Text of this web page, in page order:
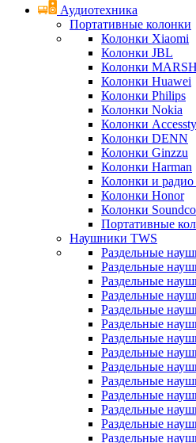
Аудиотехника
Портативные колонки
Колонки Xiaomi
Колонки JBL
Колонки
Колонки Huawei
Колонки Philips
Колонки Nokia
Колонки
Колонки DENN
Колонки Ginzzu
Колонки Harman
Колонки и радио
Колонки Honor
Колонки
Портативные
Наушники TWS
Раздельные
Раздельные
Раздельные
Раздельные
Раздельные
Раздельные
Раздельные
Раздельные
Раздельные
Раздельные
Раздельные
Раздельные
Раздельные
Раздельные